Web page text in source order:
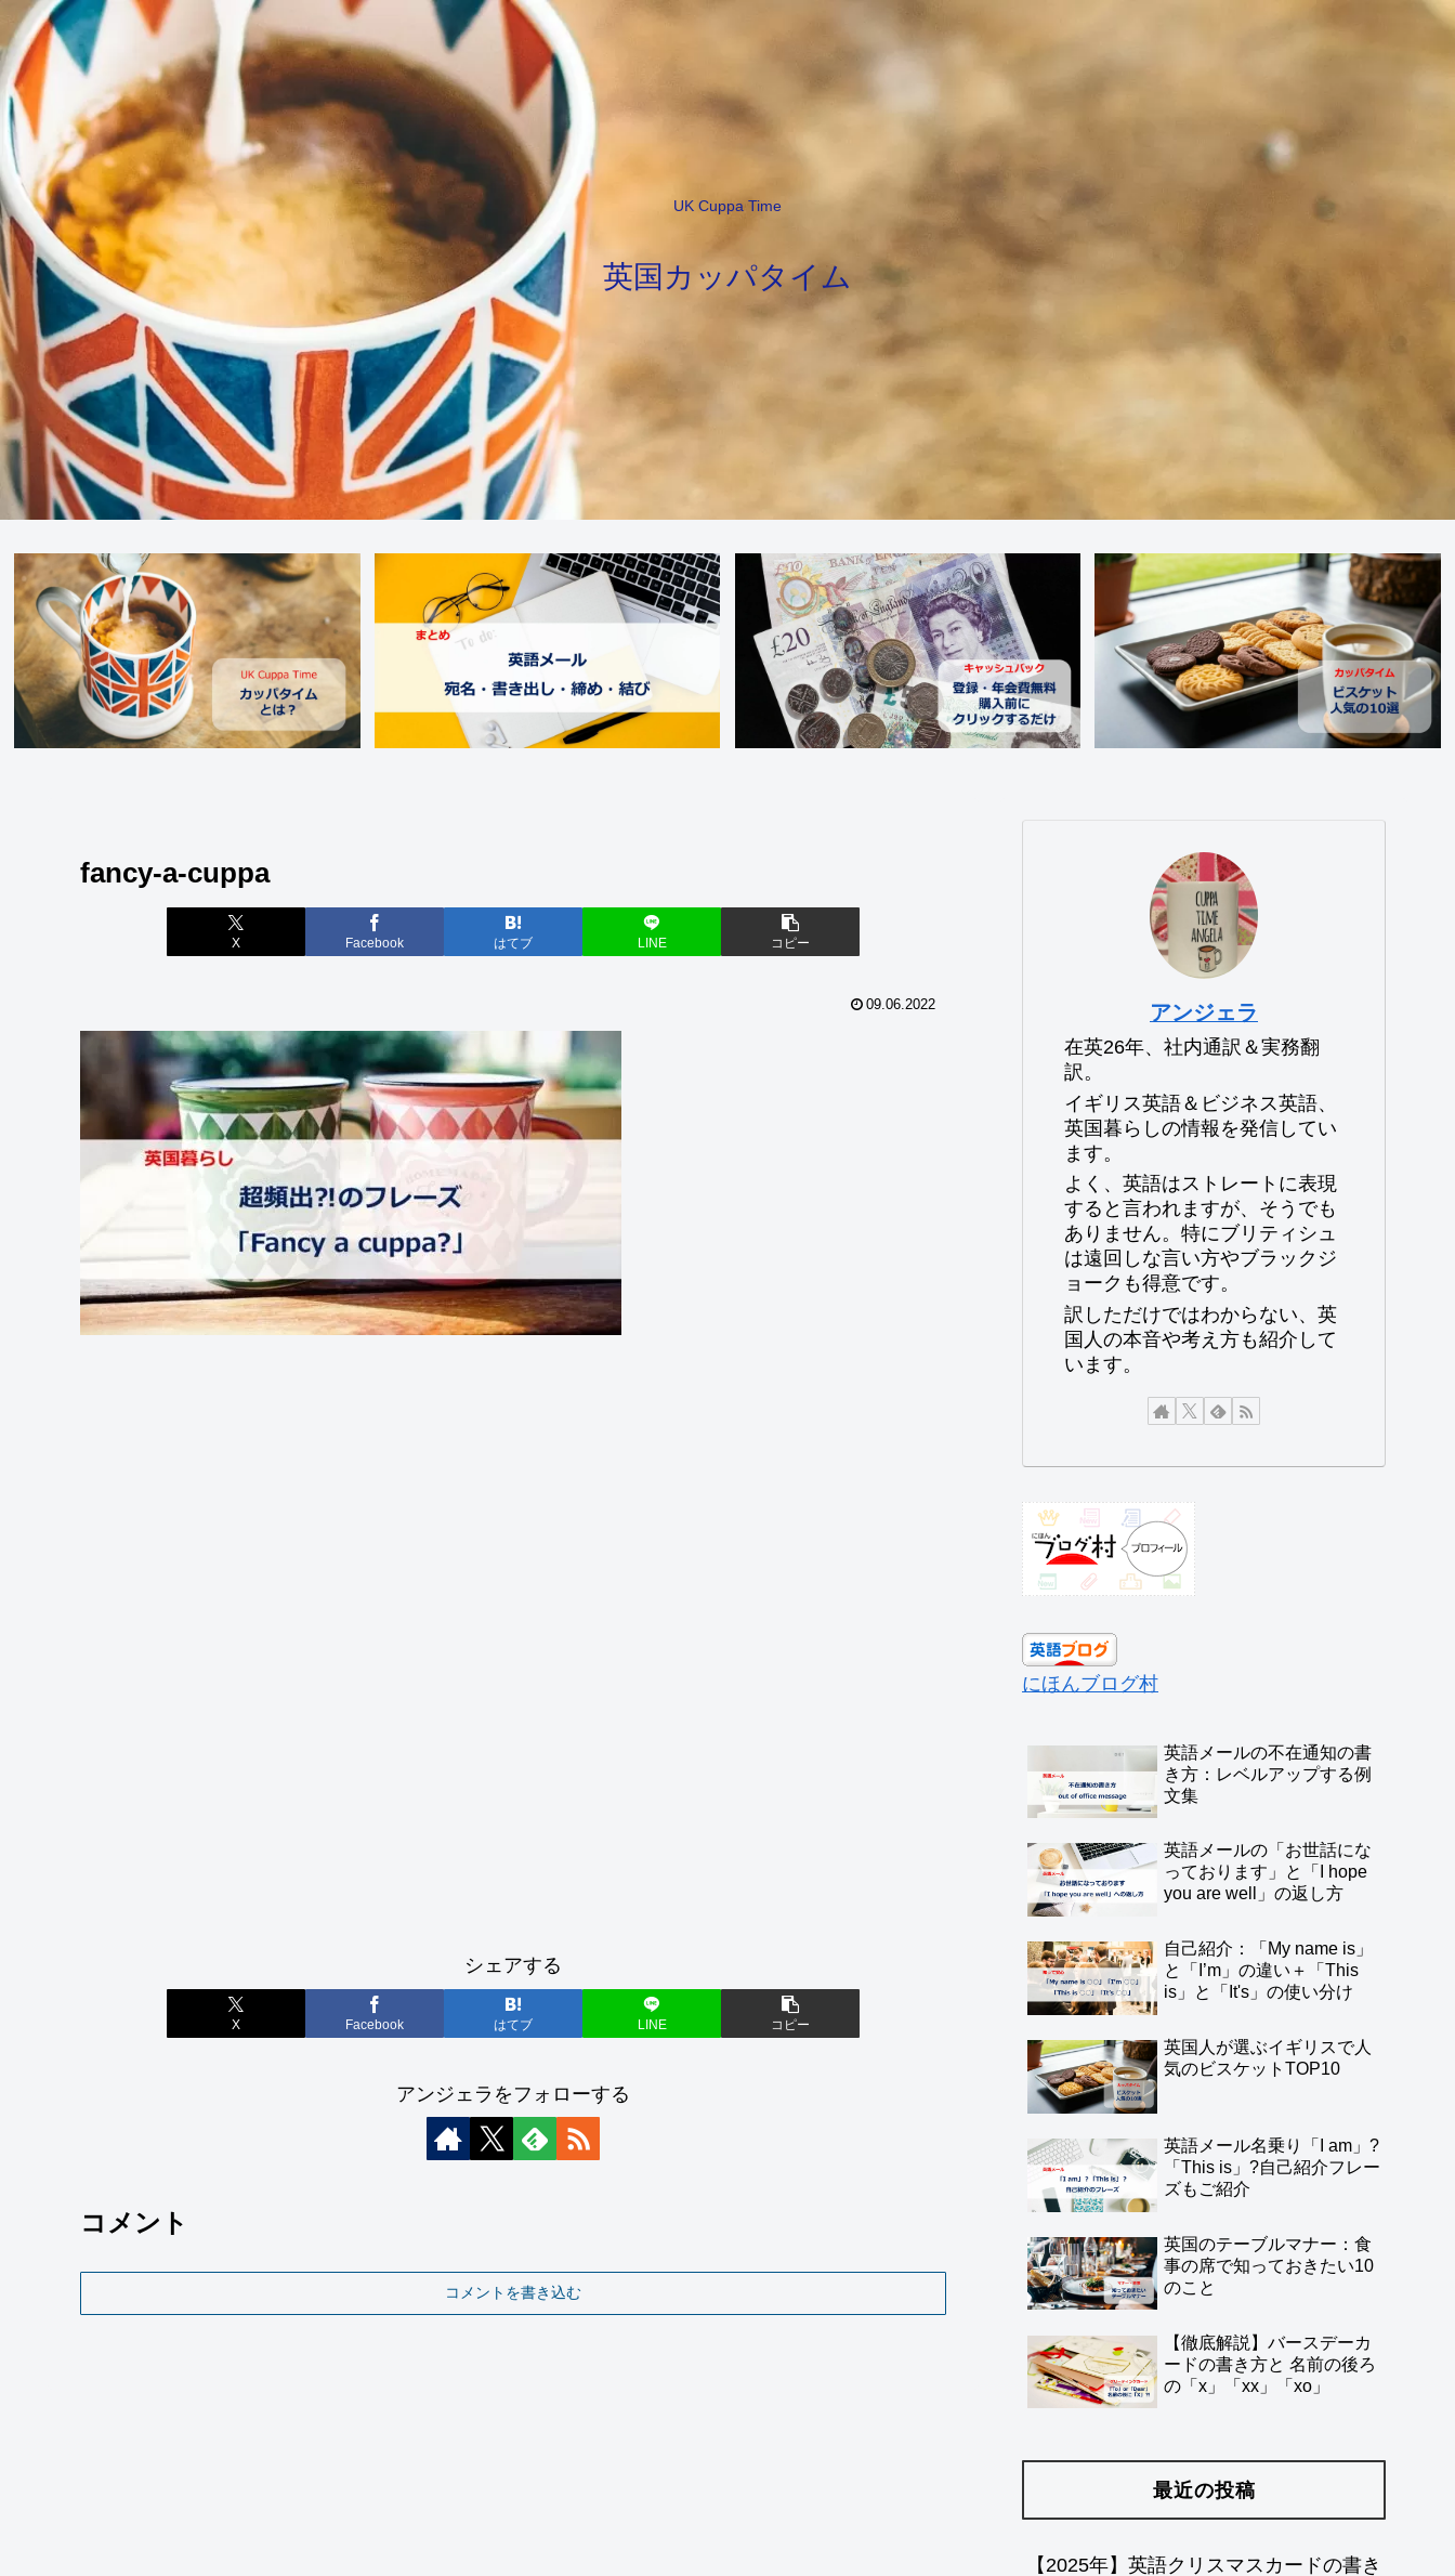
UK Cuppa Time
英国カッパタイム
fancy-a-cuppa
X Facebook はてブ LINE コピー
09.06.2022
シェアする
X Facebook はてブ LINE コピー
アンジェラをフォローする
コメント
コメントを書き込む
アンジェラ
在英26年、社内通訳＆実務翻
訳。
イギリス英語＆ビジネス英語、
英国暮らしの情報を発信してい
ます。
よく、英語はストレートに表現
すると言われますが、そうでも
ありません。特にブリティシュ
は遠回しな言い方やブラックジ
ョークも得意です。
訳しただけではわからない、英
国人の本音や考え方も紹介して
います。
にほんブログ村
英語メールの不在通知の書
き方：レベルアップする例
文集
英語メールの「お世話にな
っております」と「I hope
you are well」の返し方
自己紹介：「My name is」
と「I’m」の違い＋「This
is」と「It's」の使い分け
英国人が選ぶイギリスで人
気のビスケットTOP10
英語メール名乗り「I am」?
「This is」?自己紹介フレー
ズもご紹介
英国のテーブルマナー：食
事の席で知っておきたい10
のこと
【徹底解説】バースデーカ
ードの書き方と 名前の後ろ
の「x」「xx」「xo」
最近の投稿
【2025年】英語クリスマスカードの書き